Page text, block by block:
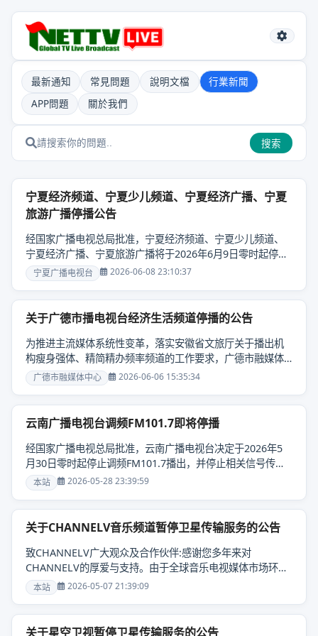
最新通知 常見問題 說明文檔
行業新聞
APP問題
關於我們
搜索
宁夏经济频道、宁夏少儿频道、宁夏经济广播、宁夏
旅游广播停播公告
经国家广播电视总局批准，宁夏经济频道、宁夏少儿频道、
宁夏经济广播、宁夏旅游广播将于2026年6月9日零时起停
播。 相关内容服务将调整至宁夏卫视、宁夏公共频道、宁夏
文旅频道、宁夏新闻广播、宁夏交通广播、“黄河云视”客户端
及宁夏广播电视台所属新媒体矩阵。特此公告。宁夏广播电
视台2026年6月6日......
宁夏广播电视台 2026-06-08 23:10:37
关于广德市播电视台经济生活频道停播的公告
为推进主流媒体系统性变革，落实安徽省文旅厅关于播出机
构瘦身强体、精简精办频率频道的工作要求，广德市融媒体
中心全力推进县级播出机构频率频道规范化建设和高质量创
新发展，根据省文旅厅《关于撤销广德市广播电视台经济生
活频道的批复》文件要求，广德市广播电视台经济生活频道
将于2026年6月1日零时起正式停播，原经济生......
广德市融媒体中心 2026-06-06 15:35:34
云南广播电视台调频FM101.7即将停播
经国家广播电视总局批准，云南广播电视台决定于2026年5
月30日零时起停止调频FM101.7播出，并停止相关信号传
输。衷心感谢广大听众多年来对云南广播电视台的关心、支
持与厚爱。我们将加快推进内容生产供给侧结构性改革，努
力为广大受众提供更加优质、高效的视听服务。特此公告。
云南广播电视台2026年5月28日......
本站 2026-05-28 23:39:59
关于CHANNELV音乐频道暂停卫星传输服务的公告
致CHANNELV广大观众及合作伙伴:感谢您多年来对
CHANNELV的厚爱与支持。由于全球音乐电视媒体市场环境
发生深刻变化，新媒体平台快速崛起，传统卫星传输渠道的
经营成本持续高企，频道面临长期亏损的严峻局面。尽管我
们曾尝试通过内容调整与运营优化改善经营状况，但仍难以
扭转当前的财务困境。卫星公司通知五月八日将暂停卫星
本站 2026-05-07 21:39:09
关于星空卫视暂停卫星传输服务的公告